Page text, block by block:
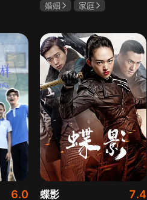
婚姻
家庭
6.0 蝶影 7.4